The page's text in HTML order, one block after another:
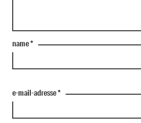
name*
e-mail-adresse*